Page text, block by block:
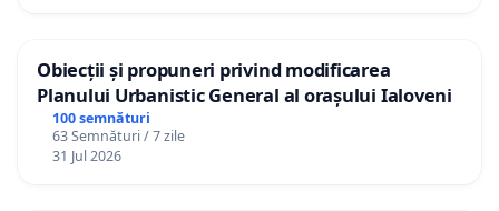
Obiecții și propuneri privind modificarea
Planului Urbanistic General al orașului Ialoveni
100 semnături
63 Semnături / 7 zile
31 Jul 2026